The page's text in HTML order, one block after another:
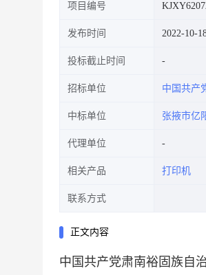
项目编号
发布时间 2022-10-
投标截止时间
招标单位 中国共产
中标单位 张掖市亿
代理单位
相关产品 打印机
联系方式
正文内容
中国共产党肃南裕固族自